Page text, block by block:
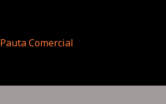
Pauta Comercial